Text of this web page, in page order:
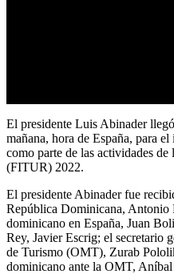
El presidente Luis Abinader
mañana, hora de España, para
como parte de las actividades
(FITUR) 2022.
El presidente Abinader fue
República Dominicana, Antonio
dominicano en España, Juan
Rey, Javier Escrig; el secretario
de Turismo (OMT), Zurab
dominicano ante la OMT, Aníbal